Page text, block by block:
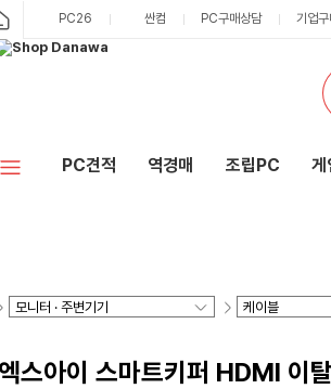
PC26 싼컴 PC구매상담 기업
PC견적 역경매 조립PC 게
스아이 스마트키퍼 HDMI 이